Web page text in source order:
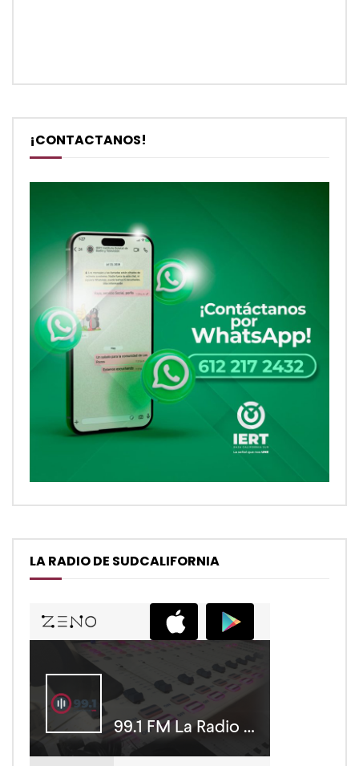
¡CONTACTANOS!
LA RADIO DE SUDCALIFORNIA